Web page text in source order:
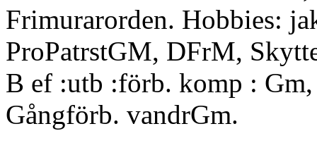
Frimurarorden. Hobbies:
ProPatrstGM, DFrM,
B ef :utb :förb. komp :
Gångförb. vandrGm.